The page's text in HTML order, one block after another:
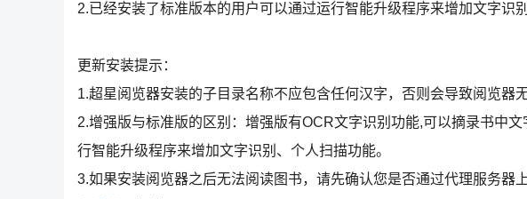
2.已经安装了标准版本的用户可以通过运行智能升级程序来增加文字识
更新安装提示：
1.超星阅览器安装的子目录名称不应包含任何汉字，否则会导致阅览器
2.增强版与标准版的区别：增强版有OCR文字识别功能,可以摘录书中
行智能升级程序来增加文字识别、个人扫描功能。
3.如果安装阅览器之后无法阅读图书，请先确认您是否通过代理服务器上